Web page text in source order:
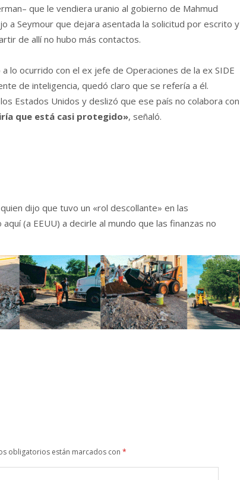
que le vendiera uranio al gobierno de Mahmud
a Seymour que dejara asentada la solicitud por escrito y
de allí no hubo más contactos.
lo ocurrido con el ex jefe de Operaciones de la ex SIDE
de inteligencia, quedó claro que se refería a él.
Estados Unidos y deslizó que ese país no colabora con
que está casi protegido», señaló.
dijo que tuvo un «rol descollante» en las
(a EEUU) a decirle al mundo que las finanzas no
obligatorios están marcados con *